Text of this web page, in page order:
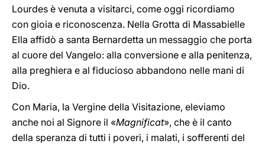
Lourdes è venuta a visitarci, come oggi ricordiamo
con gioia e riconoscenza. Nella Grotta di Massabielle
Ella affidò a santa Bernardetta un messaggio che porta
al cuore del Vangelo: alla conversione e alla penitenza,
alla preghiera e al fiducioso abbandono nelle mani di
Dio.
Con Maria, la Vergine della Visitazione, eleviamo
anche noi al Signore il «Magnificat», che è il canto
della speranza di tutti i poveri, i malati, i sofferenti del